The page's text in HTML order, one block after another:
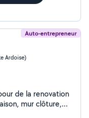
Auto-entrepreneur
Ardoise)
de la renovation
mur clôture,